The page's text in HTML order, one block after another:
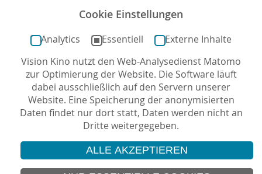
Webseite des Films
Autor*in: Anna Lüders , 07.08.2015 , letzte
Aktualisierung: 04.06.2019
© 2026 Vision Kino
Cookie Einstellungen
Analytics Essentiell
Externe Inhalte
Vision Kino nutzt den Web-Analysedienst Matomo
zur Optimierung der Website. Die Software läuft
dabei ausschließlich auf den Servern unserer
Website. Eine Speicherung der anonymisierten
Daten findet nur dort statt, Daten werden nicht an
Dritte weitergegeben.
ALLE AKZEPTIEREN